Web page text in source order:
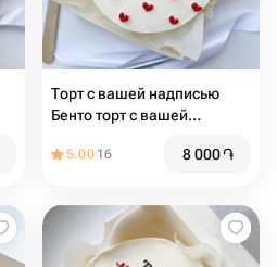
Торт с вашей надписью
Бенто торт с вашей
5.00 16 8 000֏